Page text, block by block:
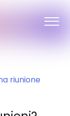
riunione